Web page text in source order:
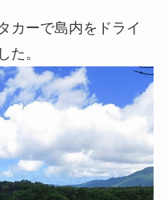
カーで島内をドライ
た。